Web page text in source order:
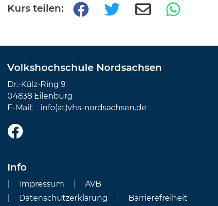
Kurs teilen:
Volkshochschule Nordsachsen
Dr.-Külz-Ring 9
04838 Eilenburg
E-Mail: info(at)vhs-nordsachsen.de
Info
Impressum
AVB
Datenschutzerklärung
Barrierefreiheit